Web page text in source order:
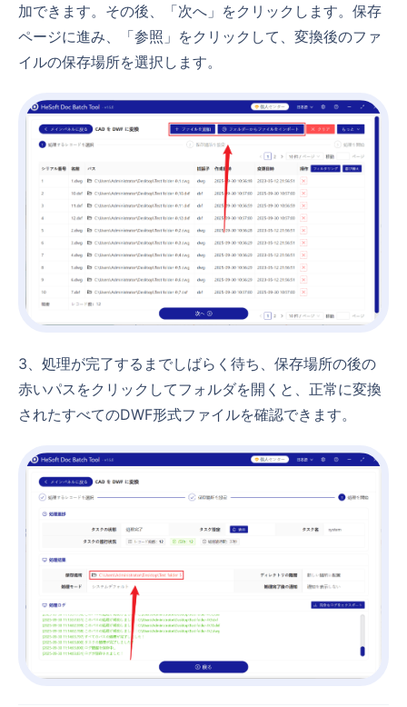
加できます。その後、「次へ」をクリックします。保存
ページに進み、「参照」をクリックして、変換後のファ
イルの保存場所を選択します。
3、処理が完了するまでしばらく待ち、保存場所の後の
赤いパスをクリックしてフォルダを開くと、正常に変換
されたすべてのDWF形式ファイルを確認できます。